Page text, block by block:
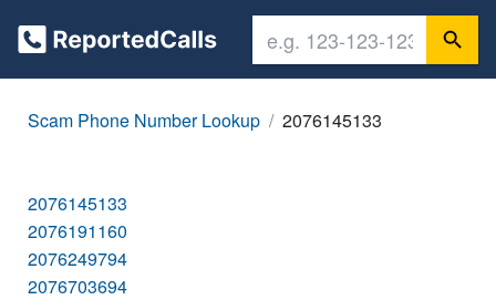
Scam Phone Number Lookup 2076145133
2076145133
2076191160
2076249794
2076703694